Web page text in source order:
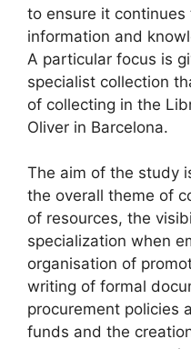
to ensure it
information and
A particular focus is
specialist collection
of collecting in the
Oliver in Barcelona.
The aim of the study
the overall theme of
of resources, the
specialization when
organisation of
writing of formal
procurement policies
funds and the